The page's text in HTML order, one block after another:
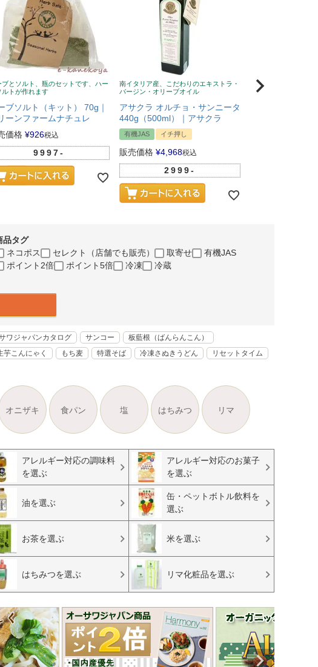
ブとソルト、瓶のセットです、ハー
ルトが作れます
ブソルト（キット） 70g｜
ーンファームナチュレ
価格 ¥926税込
9997-
南イタリア産、こだわりのエキストラ・
バージン・オリーブオイル
アサクラ オルチョ・サンニータ
440g（500ml）｜アサクラ
有機JAS イチ押し
販売価格 ¥4,968税込
2999-
風邪予防に！ニュー
蜂蜜、無添加、クセ
品タグ
ネコポス
セレクト（店舗でも販売） 取寄せ
有機JAS
ポイント2倍
ポイント5倍 冷凍 冷蔵
ワジャパンカタログ サンコー
板藍根（ばんらんこん）
芋こんにゃく もち麦 特選そば 冷凍さぬきうどん
リセットタイム
オニザキ 食パン 塩 はちみつ リマ
アレルギー対応の調味料
を選ぶ
アレルギー対応のお菓子
を選ぶ
油を選ぶ
缶・ペットボトル飲料を
選ぶ
お茶を選ぶ 米を選ぶ
はちみつを選ぶ リマ化粧品を選ぶ